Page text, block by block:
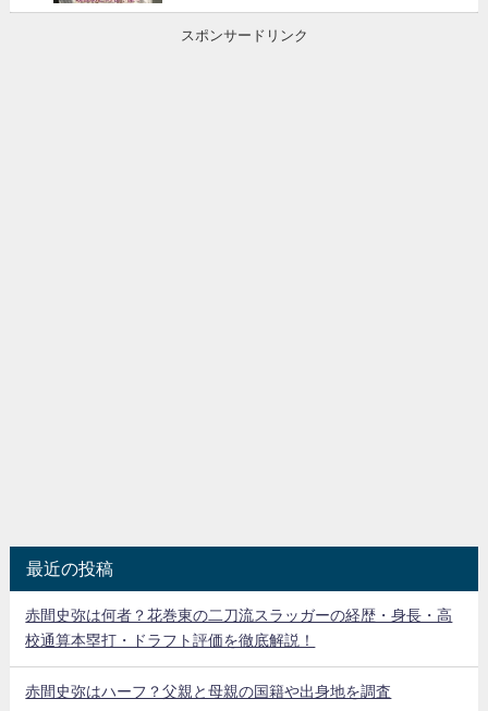
スポンサードリンク
最近の投稿
赤間史弥は何者？花巻東の二刀流スラッガーの経歴・身長・高
校通算本塁打・ドラフト評価を徹底解説！
赤間史弥はハーフ？父親と母親の国籍や出身地を調査